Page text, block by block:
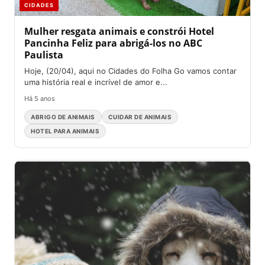
CIDADES
Mulher resgata animais e constrói Hotel
Pancinha Feliz para abrigá-los no ABC
Paulista
Hoje, (20/04), aqui no Cidades do Folha Go vamos contar
uma história real e incrível de amor e...
Há 5 anos
ABRIGO DE ANIMAIS
CUIDAR DE ANIMAIS
HOTEL PARA ANIMAIS